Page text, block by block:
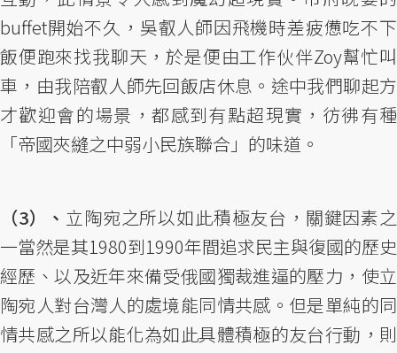
buffet開始不久，吳叡人師因飛機時差疲憊吃不下
飯便跑來找我聊天，於是便由工作伙伴Zoy幫忙叫
車，由我陪叡人師先回飯店休息。途中我們聊起方
才歡迎會的場景，都感到有點超現實，彷彿有種
「帝國夾縫之中弱小民族聯合」的味道。
（3）、 立陶宛之所以如此積極友台，關鍵因素之
一當然是其1980到1990年間追求民主與復國的歷史
經歷、以及近年來備受俄國獨裁進逼的壓力，使立
陶宛人對台灣人的處境能同情共感。但是單純的同
情共感之所以能化為如此具體積極的友台行動，則